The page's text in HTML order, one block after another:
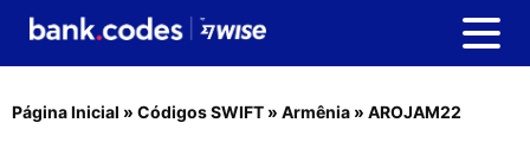
Página Inicial » Códigos SWIFT » Armênia » AROJAM22